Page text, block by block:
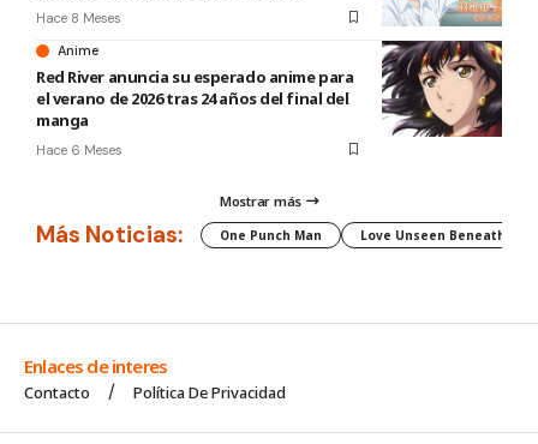
Hace 8 Meses
Anime
Red River anuncia su esperado anime para
el verano de 2026 tras 24 años del final del
manga
Hace 6 Meses
Mostrar más
Más Noticias: One Punch Man Love Unseen Beneath the
Enlaces de interes
Contacto Política De Privacidad